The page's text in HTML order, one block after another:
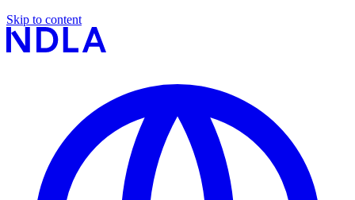
Skip to content